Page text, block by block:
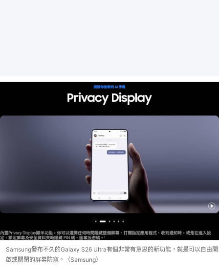
Samsung發布不久的Galaxy S26 Ultra有個非常有意思的新功能，就是可以自由開
啟或關閉的屏幕防窺。（Samsung）